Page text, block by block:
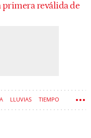
primera reválida de
LLUVIAS TIEMPO